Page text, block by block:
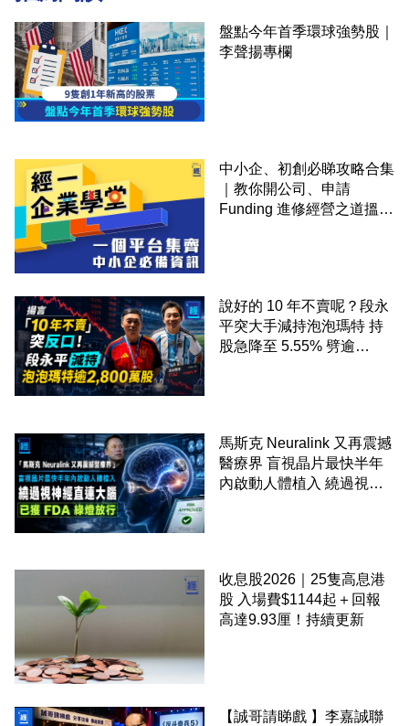
盤點今年首季環球強勢股｜
李聲揚專欄
中小企、初創必睇攻略合集
｜教你開公司、申請
Funding 進修經營之道搵大
說好的 10 年不賣呢？段永
平突大手減持泡泡瑪特 持
股急降至 5.55% 劈逾
馬斯克 Neuralink 又再震撼
醫療界 盲視晶片最快半年
內啟動人體植入 繞過視神
收息股2026｜25隻高息港
股 入場費$1144起＋回報
高達9.93厘！持續更新
【誠哥請睇戲 】李嘉誠聯